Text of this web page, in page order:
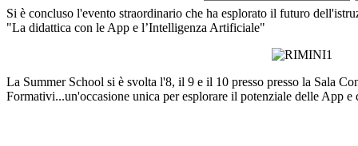
Si è concluso l'evento straordinario che ha esplorato il futuro
"La didattica con le App e l’Intelligenza Artificiale"
La Summer School si è svolta l'8, il 9 e il 10 presso presso la Sala
Formativi...un'occasione unica per esplorare il potenziale delle App